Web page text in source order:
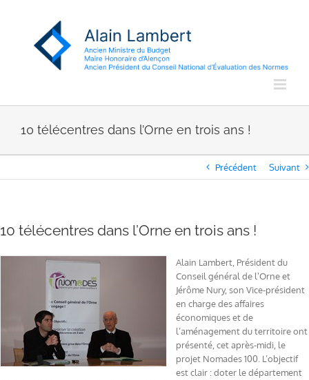
10 télécentres dans l’Orne en trois ans !
Précédent Suivant
10 télécentres dans l’Orne en trois ans !
Alain Lambert, Président du
Conseil général de l’Orne et
Jérôme Nury, son Vice-président
en charge des affaires
économiques et de
l’aménagement du territoire ont
présenté, cet après-midi, le
projet Nomades 100. L’objectif
est clair : doter le département